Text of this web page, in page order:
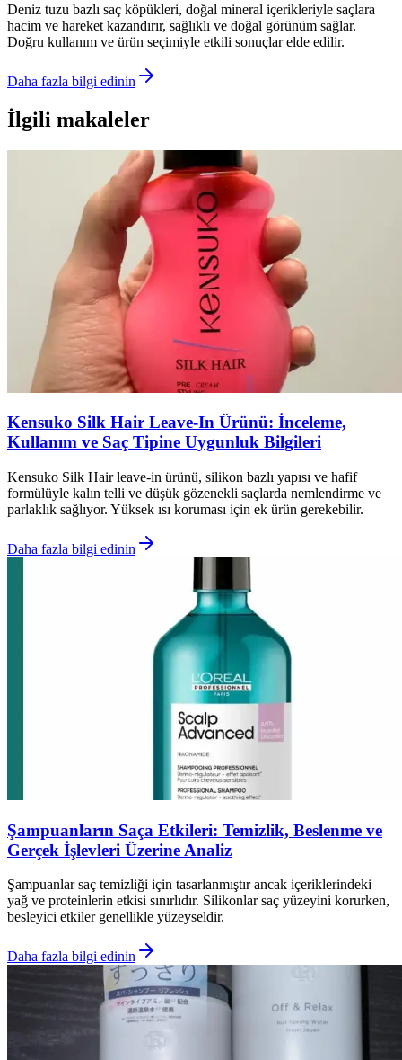
Deniz tuzu bazlı saç köpükleri, doğal mineral içerikleriyle saçlara
hacim ve hareket kazandırır, sağlıklı ve doğal görünüm sağlar.
Doğru kullanım ve ürün seçimiyle etkili sonuçlar elde edilir.
Daha fazla bilgi edinin
İlgili makaleler
Kensuko Silk Hair Leave-In Ürünü: İnceleme,
Kullanım ve Saç Tipine Uygunluk Bilgileri
Kensuko Silk Hair leave-in ürünü, silikon bazlı yapısı ve hafif
formülüyle kalın telli ve düşük gözenekli saçlarda nemlendirme ve
parlaklık sağlıyor. Yüksek ısı koruması için ek ürün gerekebilir.
Daha fazla bilgi edinin
Şampuanların Saça Etkileri: Temizlik, Beslenme ve
Gerçek İşlevleri Üzerine Analiz
Şampuanlar saç temizliği için tasarlanmıştır ancak içeriklerindeki
yağ ve proteinlerin etkisi sınırlıdır. Silikonlar saç yüzeyini korurken,
besleyici etkiler genellikle yüzeyseldir.
Daha fazla bilgi edinin